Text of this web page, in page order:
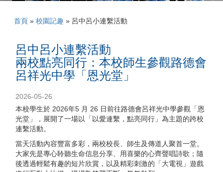
首頁» 校園記趣 » 呂中呂小連繫活動
呂中呂小連繫活動
兩校點亮同行：本校師生參觀路德會
呂祥光中學「恩光堂」
2026-05-26
本校學生於 2026年5 月 26 日前往路德會呂祥光中學參觀「恩
光堂」，展開了一場以「以愛連繫，點亮同行」為主題的跨校
連繫活動。
當天活動內容豐富多彩，兩校校長、師生及傳道人聚首一堂。
大家先是專心聆聽生命信息分享、用喜樂的心齊聲唱詩歌；隨
後透過輕鬆有趣的短片欣賞，以及精彩刺激的「大電視」遊戲